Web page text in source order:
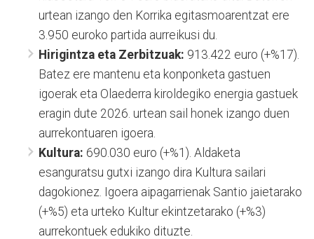
urtean izango den Korrika egitasmoarentzat ere
3.950 euroko partida aurreikusi du.
Hirigintza eta Zerbitzuak: 913.422 euro (+%17).
Batez ere mantenu eta konponketa gastuen
igoerak eta Olaederra kiroldegiko energia gastuek
eragin dute 2026. urtean sail honek izango duen
aurrekontuaren igoera.
Kultura: 690.030 euro (+%1). Aldaketa
esanguratsu gutxi izango dira Kultura sailari
dagokionez. Igoera aipagarrienak Santio jaietarako
(+%5) eta urteko Kultur ekintzetarako (+%3)
aurrekontuek edukiko dituzte.